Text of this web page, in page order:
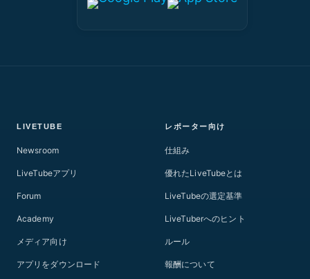
LIVETUBE
Newsroom
LiveTubeアプリ
Forum
Academy
メディア向け
アプリをダウンロード
レポーター向け
仕組み
優れたLiveTubeとは
LiveTubeの選定基準
LiveTuberへのヒント
ルール
報酬について